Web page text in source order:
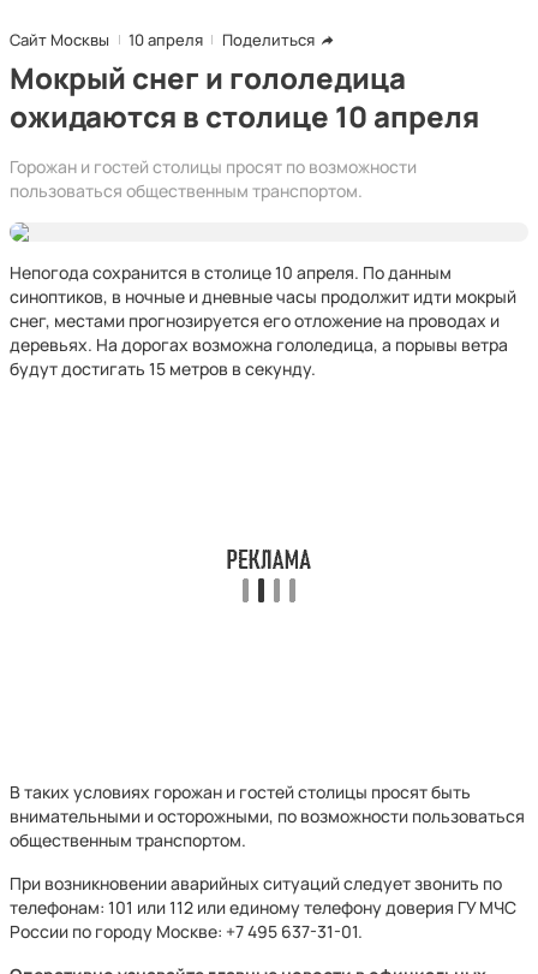
Сайт Москвы 10 апреля Поделиться
Мокрый снег и гололедица
ожидаются в столице 10 апреля
Горожан и гостей столицы просят по возможности
пользоваться общественным транспортом.
Непогода сохранится в столице 10 апреля. По данным
синоптиков, в ночные и дневные часы продолжит идти мокрый
снег, местами прогнозируется его отложение на проводах и
деревьях. На дорогах возможна гололедица, а порывы ветра
будут достигать 15 метров в секунду.
В таких условиях горожан и гостей столицы просят быть
внимательными и осторожными, по возможности пользоваться
общественным транспортом.
При возникновении аварийных ситуаций следует звонить по
телефонам: 101 или 112 или единому телефону доверия ГУ МЧС
России по городу Москве: +7 495 637-31-01.